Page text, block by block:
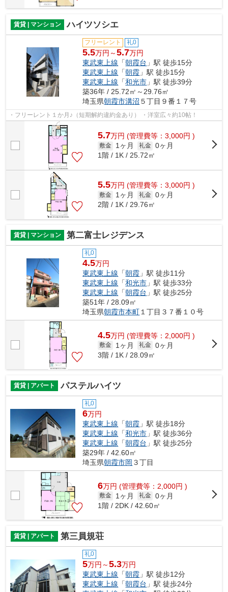
賃貸 | マンション ハイツソシエ
フリーレント 礼0
5.5万円～5.7万円
東武東上線 「朝霞台 」駅 徒歩15分
東武東上線 「朝霞 」駅 徒歩15分
東武東上線 「和光市 」駅 徒歩39分
築36年 / 25.72㎡～29.76㎡
埼玉県朝霞市溝沼 ５丁目９番１７号
・フリーレント１か月♪（短期解約違約金あり） ・洋室広々約10帖！
5.7万円 (管理費等：3,000円 )
敷金 1ヶ月 礼金 0ヶ月
1階 / 1K / 25.72㎡
5.5万円 (管理費等：3,000円 )
敷金 1ヶ月 礼金 0ヶ月
2階 / 1K / 29.76㎡
賃貸 | マンション 第二富士レジデンス
礼0
4.5万円
東武東上線 「朝霞 」駅 徒歩11分
東武東上線 「和光市 」駅 徒歩33分
東武東上線 「朝霞台 」駅 徒歩25分
築51年 / 28.09㎡
埼玉県朝霞市本町１丁目３７番１０号
4.5万円 (管理費等：2,000円 )
敷金 1ヶ月 礼金 0ヶ月
3階 / 1K / 28.09㎡
賃貸 | アパート パステルハイツ
礼0
6万円
東武東上線 「朝霞 」駅 徒歩18分
東武東上線 「和光市 」駅 徒歩36分
東武東上線 「朝霞台 」駅 徒歩25分
築29年 / 42.60㎡
埼玉県朝霞市岡 ３丁目
6万円 (管理費等：2,000円 )
敷金 1ヶ月 礼金 0ヶ月
1階 / 2DK / 42.60㎡
賃貸 | アパート 第三員規荘
礼0
5万円～5.3万円
東武東上線 「朝霞 」駅 徒歩12分
東武東上線 「朝霞台 」駅 徒歩24分